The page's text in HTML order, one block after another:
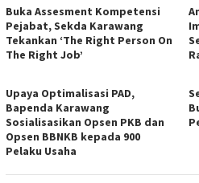
Buka Assesment Kompetensi
Pejabat, Sekda Karawang
Tekankan ‘The Right Person On
The Right Job’
Upaya Optimalisasi PAD,
Bapenda Karawang
Sosialisasikan Opsen PKB dan
Opsen BBNKB kepada 900
Pelaku Usaha